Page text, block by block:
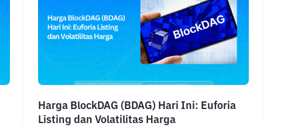
Harga BlockDAG (BDAG) Hari Ini: Euforia
Listing dan Volatilitas Harga